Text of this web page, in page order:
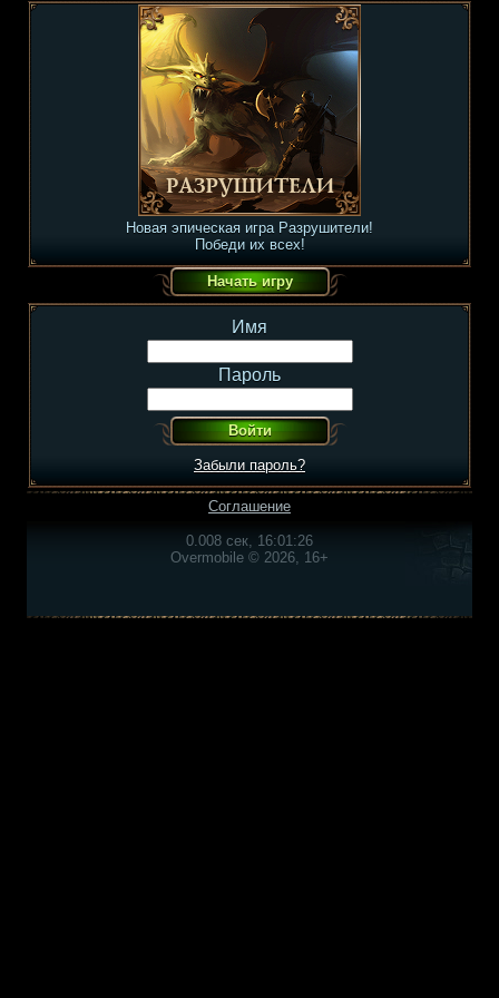
Новая эпическая игра Разрушители!
Победи их всех!
Имя
Пароль
Забыли пароль?
Соглашение
0.008 сек, 16:01:26
Overmobile © 2026, 16+